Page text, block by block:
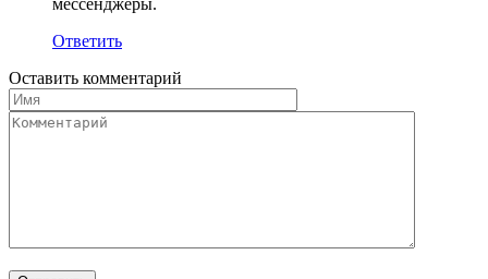
Ответить
Оставить комментарий